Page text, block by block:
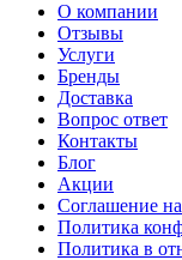
О компании
Отзывы
Услуги
Бренды
Доставка
Вопрос ответ
Контакты
Блог
Акции
Соглашение
Политика
Политика в